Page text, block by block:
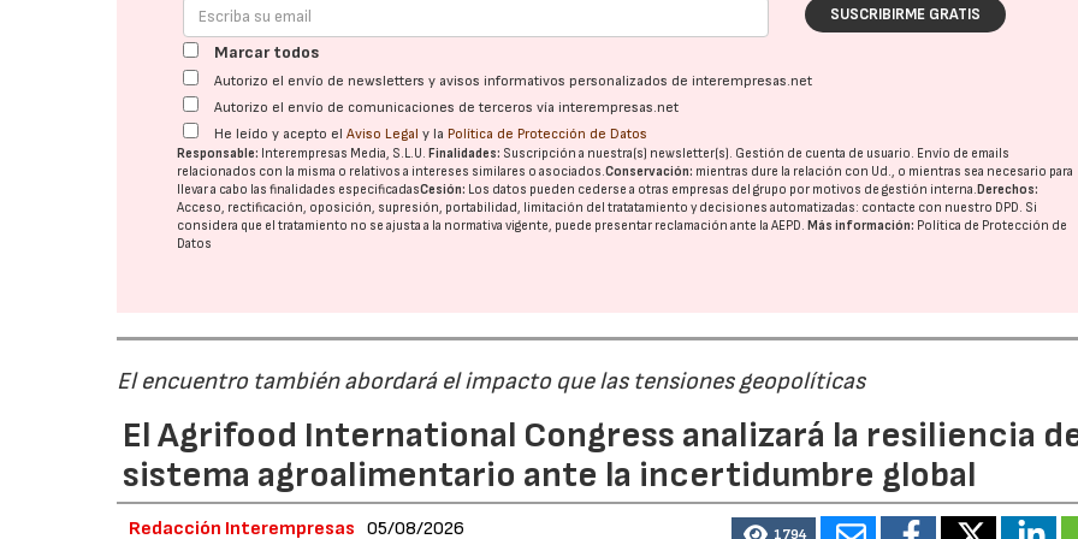
SUSCRIBIRME GRATIS
Marcar todos
Autorizo el envío de newsletters y avisos informativos personalizados de interempresas.net
Autorizo el envío de comunicaciones de terceros vía interempresas.net
He leído y acepto elAviso Legal y la Política de Protección de Datos
Responsable: Interempresas Media, S.L.U.Finalidades: Suscripción a nuestra(s) newsletter(s). Gestión de cuenta de usuario. Envío de emails
relacionados con la misma o relativos a intereses similares o asociados.Conservación: mientras dure la relación con Ud., o mientras sea necesario para
llevar a cabo las finalidades especificadasCesión: Los datos pueden cederse a otras empresas del grupo por motivos de gestión interna.Derechos:
Acceso, rectificación, oposición, supresión, portabilidad, limitación del tratatamiento y decisiones automatizadas: contacte con nuestro DPD . Si
considera que el tratamiento no se ajusta a la normativa vigente, puede presentar reclamación ante laAEPD .Más información: Política de Protección de
Datos
El encuentro también abordará el impacto que las tensiones geopolíticas
El Agrifood International Congress analizará la resiliencia
sistema agroalimentario ante la incertidumbre global
Redacción Interempresas 05/08/2026 1794